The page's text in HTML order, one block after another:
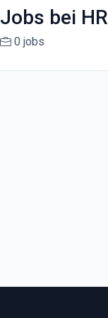
Jobs bei
0 jobs